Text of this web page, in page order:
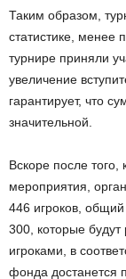
Таким образом,
статистике, менее
турнире приняли
увеличение
гарантирует, что
значительной.
Вскоре после того,
мероприятия,
446 игроков,
300, которые
игроками, в
фонда достанется